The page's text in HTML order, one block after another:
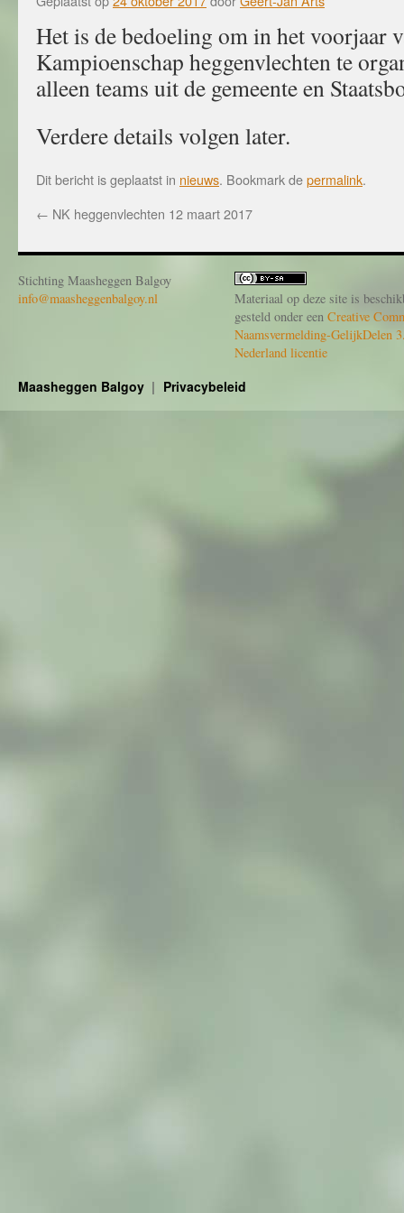
Het is de bedoeling om in het voorjaar
Kampioenschap heggenvlechten te
alleen teams uit de gemeente en
Verdere details volgen later.
Dit bericht is geplaatst in nieuws. Bookmark depermalink.
← NK heggenvlechten 12 maart 2017
Stichting Maasheggen Balgoy
info@maasheggenbalgoy.nl
Materiaal op deze site is
gesteld onder een Creative
Naamsvermelding-GelijkDelen
Nederland licentie
Maasheggen Balgoy Privacybeleid